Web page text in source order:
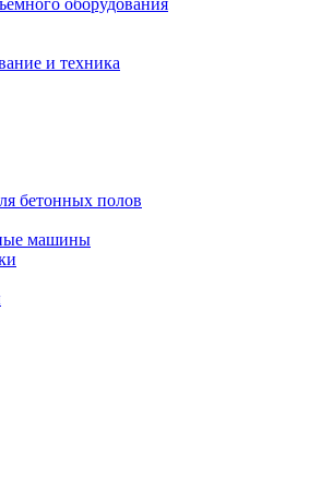
оборудования
и техника
бетонных полов
машины